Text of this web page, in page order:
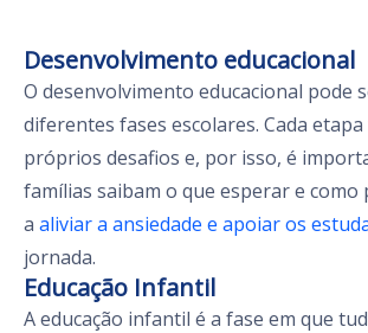
Desenvolvimento educacional
O desenvolvimento educacional pode
diferentes fases escolares. Cada
próprios desafios e, por isso, é
famílias saibam o que esperar e como
a aliviar a ansiedade e apoiar os
jornada.
Educação Infantil
A educação infantil é a fase em que